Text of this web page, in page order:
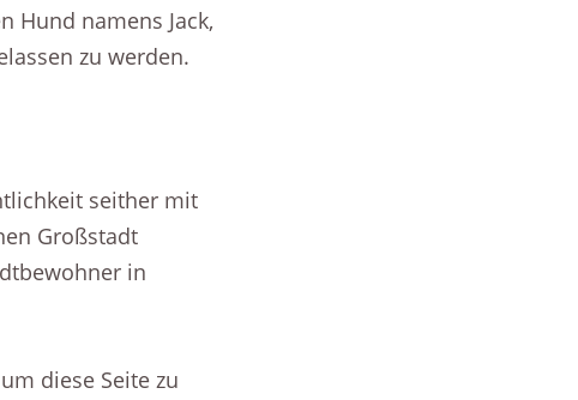
Hund namens Jack,
zu werden.
seither mit
Großstadt
in
diese Seite zu